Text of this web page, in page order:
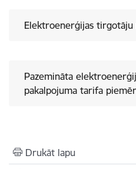
Elektroenerģijas tirgotāju
Pazemināta
pakalpojuma tarifa
Drukāt lapu